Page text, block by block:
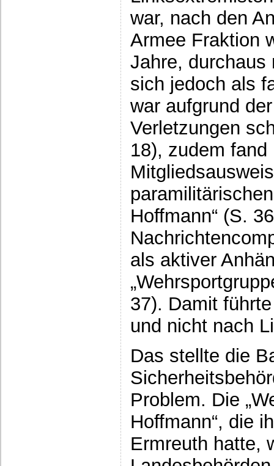
war, nach den
Armee Fraktion
Jahre, durchaus
sich jedoch als
war aufgrund
Verletzungen
18), zudem
Hoffmann“ (S.
als aktiver
37). Damit
und nicht nach
Das stellte die
Problem. Die
Hoffmann“, die
Ermreuth hatte,